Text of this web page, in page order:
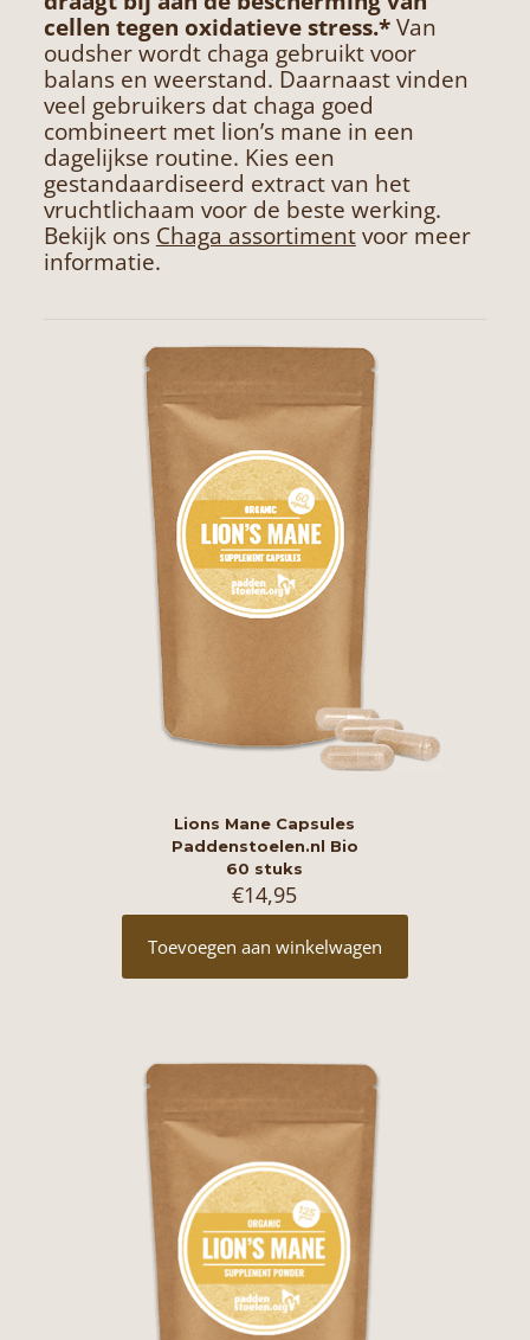
cellen tegen oxidatieve stress.*Van
oudsher wordt chaga gebruikt voor
balans en weerstand. Daarnaast vinden
veel gebruikers dat chaga goed
combineert met lion’s mane in een
dagelijkse routine. Kies een
gestandaardiseerd extract van het
vruchtlichaam voor de beste werking.
Bekijk ons Chaga assortimentvoor meer
informatie.
Lions Mane Capsules
Paddenstoelen.nl Bio
60 stuks
€14,95
Toevoegen aan winkelwagen